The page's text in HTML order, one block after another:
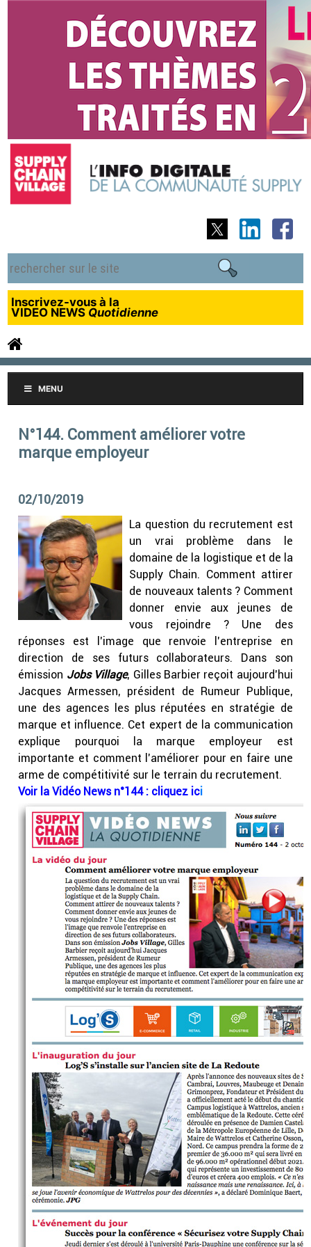
Inscrivez-vous à la
VIDEO NEWS Quotidienne
MENU
N°144. Comment améliorer votre
marque employeur
02/10/2019
La question du recrutement est
un vrai problème dans le
domaine de la logistique et de la
Supply Chain. Comment attirer
de nouveaux talents ? Comment
donner envie aux jeunes de
vous rejoindre ? Une des
réponses est l’image que renvoie l’entreprise en
direction de ses futurs collaborateurs. Dans son
émission Jobs Village, Gilles Barbier reçoit aujourd’hui
Jacques Armessen, président de Rumeur Publique,
une des agences les plus réputées en stratégie de
marque et influence. Cet expert de la communication
explique pourquoi la marque employeur est
importante et comment l’améliorer pour en faire une
arme de compétitivité sur le terrain du recrutement.
Voir la Vidéo News n°144 : cliquez ici